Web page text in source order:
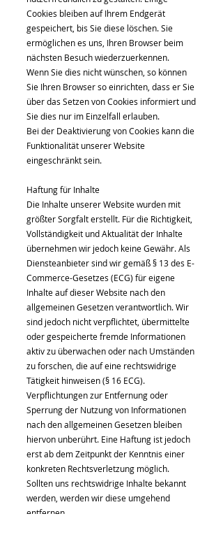
Cookies bleiben auf Ihrem Endgerät
gespeichert, bis Sie diese löschen. Sie
ermöglichen es uns, Ihren Browser beim
nächsten Besuch wiederzuerkennen.
Wenn Sie dies nicht wünschen, so können
Sie Ihren Browser so einrichten, dass er Sie
über das Setzen von Cookies informiert und
Sie dies nur im Einzelfall erlauben.
Bei der Deaktivierung von Cookies kann die
Funktionalität unserer Website
eingeschränkt sein.
Haftung für Inhalte
Die Inhalte unserer Website wurden mit
größter Sorgfalt erstellt. Für die Richtigkeit,
Vollständigkeit und Aktualität der Inhalte
übernehmen wir jedoch keine Gewähr. Als
Diensteanbieter sind wir gemäß § 13 des E-
Commerce-Gesetzes (ECG) für eigene
Inhalte auf dieser Website nach den
allgemeinen Gesetzen verantwortlich. Wir
sind jedoch nicht verpflichtet, übermittelte
oder gespeicherte fremde Informationen
aktiv zu überwachen oder nach Umständen
zu forschen, die auf eine rechtswidrige
Tätigkeit hinweisen (§ 16 ECG).
Verpflichtungen zur Entfernung oder
Sperrung der Nutzung von Informationen
nach den allgemeinen Gesetzen bleiben
hiervon unberührt. Eine Haftung ist jedoch
erst ab dem Zeitpunkt der Kenntnis einer
konkreten Rechtsverletzung möglich.
Sollten uns rechtswidrige Inhalte bekannt
werden, werden wir diese umgehend
entfernen.